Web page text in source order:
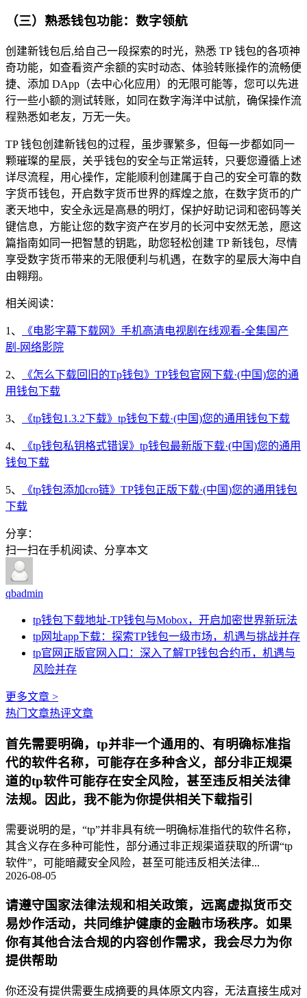
（三）熟悉钱包功能：数字领航
创建新钱包后,给自己一段探索的时光，熟悉 TP 钱包的各项神
奇功能，如查看资产余额的实时动态、体验转账操作的流畅便
捷、添加 DApp（去中心化应用）的无限可能等，您可以先进
行一些小额的测试转账，如同在数字海洋中试航，确保操作流
程熟悉如老友，万无一失。
TP 钱包创建新钱包的过程，虽步骤繁多，但每一步都如同一
颗璀璨的星辰，关乎钱包的安全与正常运转，只要您遵循上述
详尽流程，用心操作，定能顺利创建属于自己的安全可靠的数
字货币钱包，开启数字货币世界的辉煌之旅，在数字货币的广
袤天地中，安全永远是高悬的明灯，保护好助记词和密码等关
键信息，方能让您的数字资产在岁月的长河中安然无恙，愿这
篇指南如同一把智慧的钥匙，助您轻松创建 TP 新钱包，尽情
享受数字货币带来的无限便利与机遇，在数字的星辰大海中自
由翱翔。
相关阅读：
1、
《电影字幕下载网》手机高清电视剧在线观看-全集国产
剧-网络影院
2、
《怎么下载回旧的Tp钱包》TP钱包官网下载·(中国)您的通
用钱包下载
3、 《tp钱包1.3.2下载》tp钱包下载·(中国)您的通用钱包下载
4、
《tp钱包私钥格式错误》tp钱包最新版下载·(中国)您的通用
钱包下载
5、
《tp钱包添加cro链》TP钱包正版下载·(中国)您的通用钱包
下载
分享：
扫一扫在手机阅读、分享本文
qbadmin
tp钱包下载地址-TP钱包与Mobox，开启加密世界新玩法
tp网址app下载：探索TP钱包一级市场，机遇与挑战并存
tp官网正版官网入口：深入了解TP钱包合约币，机遇与
风险并存
更多文章 >
热门文章热评文章
首先需要明确，tp并非一个通用的、有明确标准指
代的软件名称，可能存在多种含义，部分非正规渠
道的tp软件可能存在安全风险，甚至违反相关法律
法规。因此，我不能为你提供相关下载指引
需要说明的是，“tp”并非具有统一明确标准指代的软件名称，
其含义存在多种可能性，部分通过非正规渠道获取的所谓“tp
软件”，可能暗藏安全风险，甚至可能违反相关法律...
2026-08-05
请遵守国家法律法规和相关政策，远离虚拟货币交
易炒作活动，共同维护健康的金融市场秩序。如果
你有其他合法合规的内容创作需求，我会尽力为你
提供帮助
你还没有提供需要生成摘要的具体原文内容，无法直接生成对